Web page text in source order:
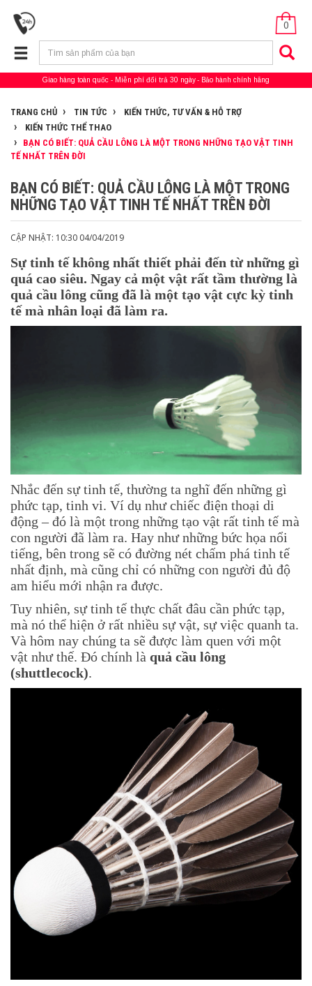
0
Giao hàng toàn quốc Miễn phí đổi trả 30 ngày Bảo hành chính hãng
TRANG CHỦ TIN TỨC
KIẾN THỨC, TƯ VẤN & HỖ TRỢ
KIẾN THỨC THỂ THAO
BẠN CÓ BIẾT: QUẢ CẦU LÔNG LÀ MỘT TRONG NHỮNG TẠO VẬT TINH
TẾ NHẤT TRÊN ĐỜI
BẠN CÓ BIẾT: QUẢ CẦU LÔNG LÀ MỘT TRONG
NHỮNG TẠO VẬT TINH TẾ NHẤT TRÊN ĐỜI
CẬP NHẬT: 10:30 04/04/2019
Sự tinh tế không nhất thiết phải đến từ những gì
quá cao siêu. Ngay cả một vật rất tầm thường là
quả cầu lông cũng đã là một tạo vật cực kỳ tinh
tế mà nhân loại đã làm ra.
Nhắc đến sự tinh tế, thường ta nghĩ đến những gì
phức tạp, tinh vi. Ví dụ như chiếc điện thoại di
động – đó là một trong những tạo vật rất tinh tế mà
con người đã làm ra. Hay như những bức họa nổi
tiếng, bên trong sẽ có đường nét chấm phá tinh tế
nhất định, mà cũng chỉ có những con người đủ độ
am hiểu mới nhận ra được.
Tuy nhiên, sự tinh tế thực chất đâu cần phức tạp,
mà nó thể hiện ở rất nhiều sự vật, sự việc quanh ta.
Và hôm nay chúng ta sẽ được làm quen với một
vật như thế. Đó chính là quả cầu lông
(shuttlecock).